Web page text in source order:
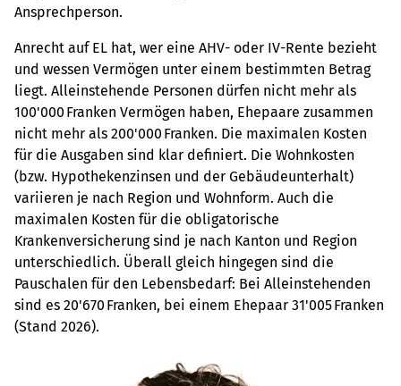
Ansprechperson.
Anrecht auf EL hat, wer eine AHV- oder IV-Rente bezieht
und wessen Vermögen unter einem bestimmten Betrag
liegt. Alleinstehende Personen dürfen nicht mehr als
100'000 Franken Vermögen haben, Ehepaare zusammen
nicht mehr als 200'000 Franken. Die maximalen Kosten
für die Ausgaben sind klar definiert. Die Wohnkosten
(bzw. Hypothekenzinsen und der Gebäudeunterhalt)
variieren je nach Region und Wohnform. Auch die
maximalen Kosten für die obligatorische
Krankenversicherung sind je nach Kanton und Region
unterschiedlich. Überall gleich hingegen sind die
Pauschalen für den Lebensbedarf: Bei Alleinstehenden
sind es 20'670 Franken, bei einem Ehepaar 31'005 Franken
(Stand 2026).